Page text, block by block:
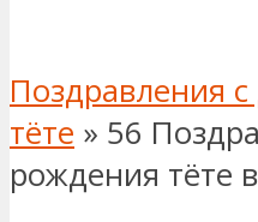
Поздравления
тёте » 56
рождения тёте